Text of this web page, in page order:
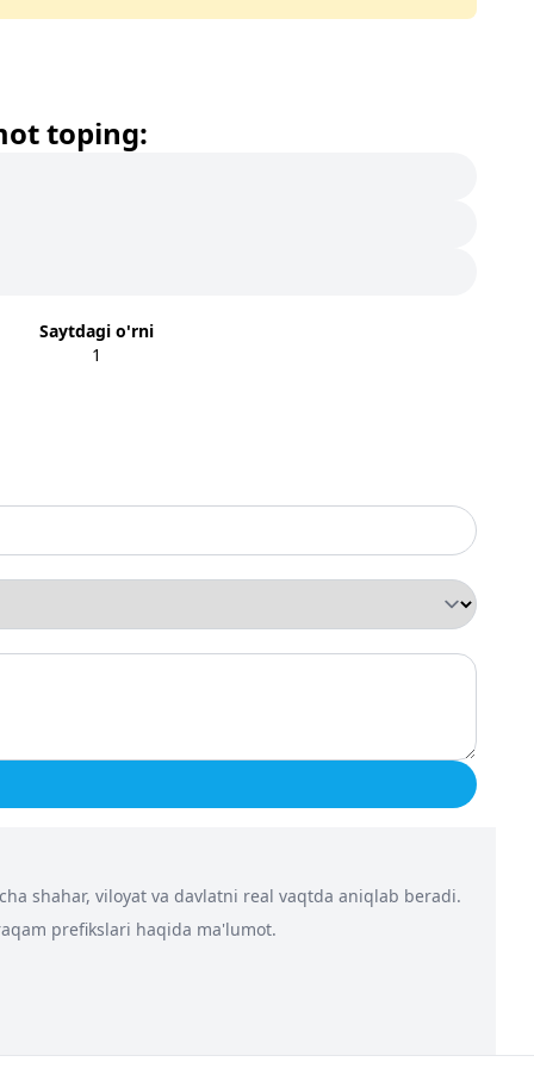
toping:
Saytdagi o'rni
1
shahar, viloyat va davlatni real vaqtda aniqlab beradi.
prefikslari haqida ma'lumot.